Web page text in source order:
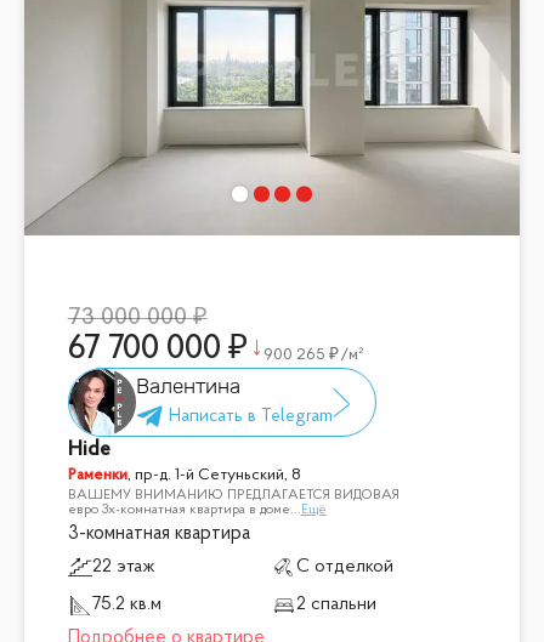
73 000 000
67 700 000 900 265 /м²
Валентина
Hide
Раменки, пр-д. 1-й Сетуньский, 8
ВАШЕМУ ВНИМАНИЮ ПРЕДЛАГАЕТСЯ ВИДОВАЯ
евро 3х-комнатная квартира в доме... Ещё
3-комнатная квартира
22 этаж
С отделкой
75.2 кв.м
2 спальни